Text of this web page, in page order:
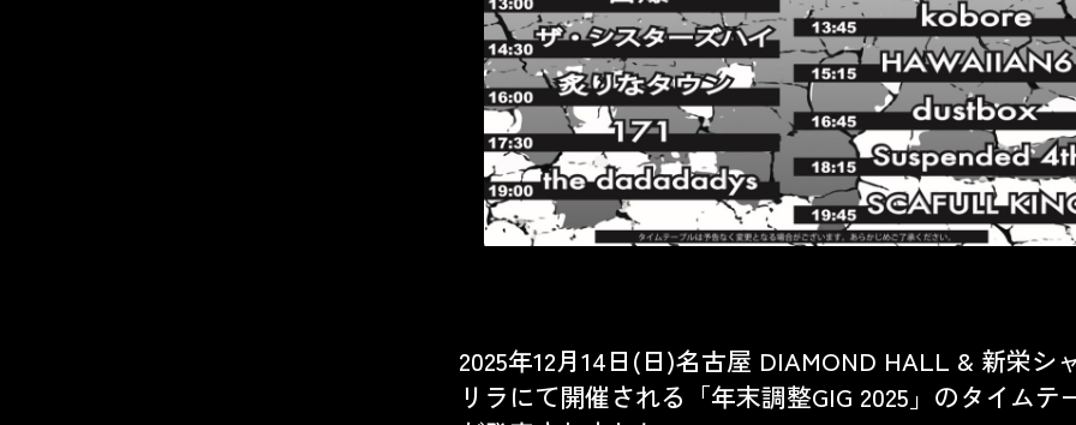
2025年12月14日(日)名古屋 DIAMOND HALL & 新栄シ
リラ にて開催される「年末調整GIG 2025」 のタイムテ